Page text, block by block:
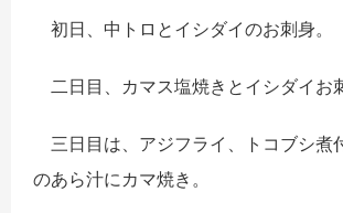
初日、中トロとイシダイのお刺身。
二日目、カマス塩焼きとイシダイお
三日目は、アジフライ、トコブシ煮
のあら汁にカマ焼き。